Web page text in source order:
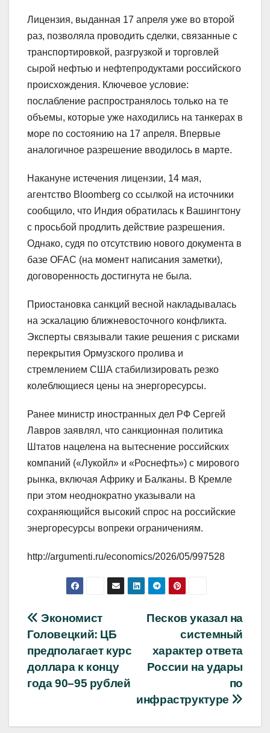
Лицензия, выданная 17 апреля уже во второй
раз, позволяла проводить сделки, связанные с
транспортировкой, разгрузкой и торговлей
сырой нефтью и нефтепродуктами российского
происхождения. Ключевое условие:
послабление распространялось только на те
объемы, которые уже находились на танкерах в
море по состоянию на 17 апреля. Впервые
аналогичное разрешение вводилось в марте.
Накануне истечения лицензии, 14 мая,
агентство Bloomberg со ссылкой на источники
сообщило, что Индия обратилась к Вашингтону
с просьбой продлить действие разрешения.
Однако, судя по отсутствию нового документа в
базе OFAC (на момент написания заметки),
договоренность достигнута не была.
Приостановка санкций весной накладывалась
на эскалацию ближневосточного конфликта.
Эксперты связывали такие решения с рисками
перекрытия Ормузского пролива и
стремлением США стабилизировать резко
колеблющиеся цены на энергоресурсы.
Ранее министр иностранных дел РФ Сергей
Лавров заявлял, что санкционная политика
Штатов нацелена на вытеснение российских
компаний («Лукойл» и «Роснефть») с мирового
рынка, включая Африку и Балканы. В Кремле
при этом неоднократно указывали на
сохраняющийся высокий спрос на российские
энергоресурсы вопреки ограничениям.
http://argumenti.ru/economics/2026/05/997528
Навигация
по
записям
Песков указал на
системный
характер ответа
России на удары
по
инфраструктуре
Экономист
Головецкий: ЦБ
предполагает курс
доллара к концу
года 90–95 рублей